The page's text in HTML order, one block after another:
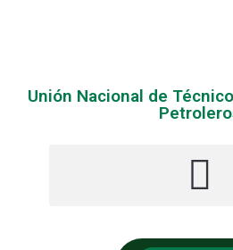
Unión Nacional de